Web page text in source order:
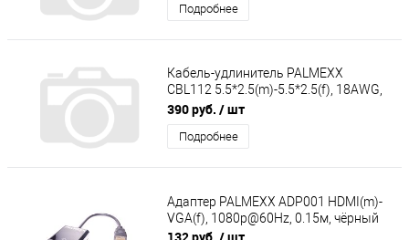
Подробнее
Кабель-удлинитель PALMEXX
CBL112 5.5*2.5(m)-5.5*2.5(f), 18AWG,
120W, 5м
390 руб. / шт
Подробнее
Адаптер PALMEXX ADP001 HDMI(m)-
VGA(f), 1080p@60Hz, 0.15м, чёрный
132 руб. / шт